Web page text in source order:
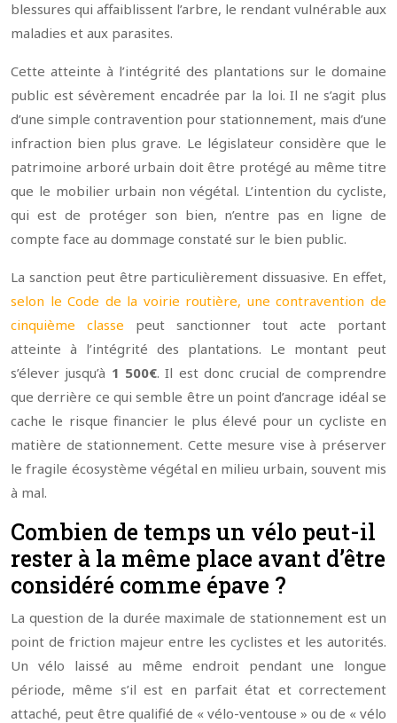
blessures qui affaiblissent l’arbre, le rendant vulnérable aux
maladies et aux parasites.
Cette atteinte à l’intégrité des plantations sur le domaine
public est sévèrement encadrée par la loi. Il ne s’agit plus
d’une simple contravention pour stationnement, mais d’une
infraction bien plus grave. Le législateur considère que le
patrimoine arboré urbain doit être protégé au même titre
que le mobilier urbain non végétal. L’intention du cycliste,
qui est de protéger son bien, n’entre pas en ligne de
compte face au dommage constaté sur le bien public.
La sanction peut être particulièrement dissuasive. En effet,
selon le Code de la voirie routière, une contravention de
cinquième classe peut sanctionner tout acte portant
atteinte à l’intégrité des plantations. Le montant peut
s’élever jusqu’à 1 500€. Il est donc crucial de comprendre
que derrière ce qui semble être un point d’ancrage idéal se
cache le risque financier le plus élevé pour un cycliste en
matière de stationnement. Cette mesure vise à préserver
le fragile écosystème végétal en milieu urbain, souvent mis
à mal.
Combien de temps un vélo peut-il
rester à la même place avant d’être
considéré comme épave ?
La question de la durée maximale de stationnement est un
point de friction majeur entre les cyclistes et les autorités.
Un vélo laissé au même endroit pendant une longue
période, même s’il est en parfait état et correctement
attaché, peut être qualifié de « vélo-ventouse » ou de « vélo